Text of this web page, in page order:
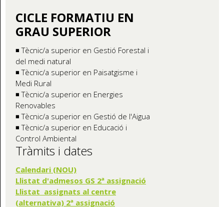
CICLE FORMATIU EN
GRAU SUPERIOR
◾ Tècnic/a superior en Gestió Forestal i
del medi natural
◾ Tècnic/a superior en Paisatgisme i
Medi Rural
◾ Tècnic/a superior en Energies
Renovables
◾ Tècnic/a superior en Gestió de l'Aigua
◾ Tècnic/a superior en Educació i
Control Ambiental
Tràmits i dates
Calendari (NOU)
Llistat d'admesos GS 2ª assignació
Llistat assignats al centre
(alternativa) 2ª assignació